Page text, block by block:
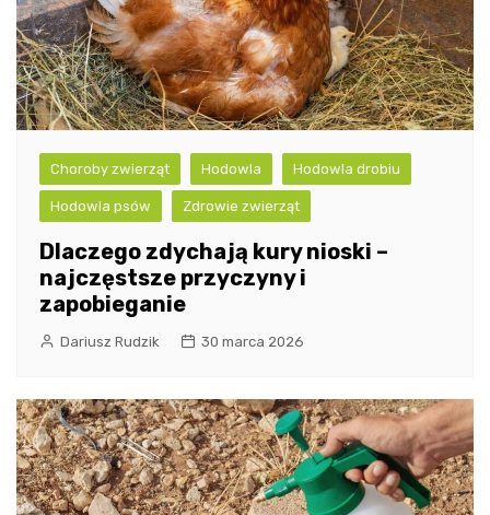
Choroby zwierząt Hodowla Hodowla drobiu
Hodowla psów Zdrowie zwierząt
Dlaczego zdychają kury nioski –
najczęstsze przyczyny i
zapobieganie
Dariusz Rudzik 30 marca 2026